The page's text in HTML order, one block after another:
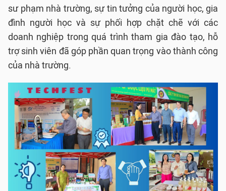
sư phạm nhà trường, sự tin tưởng của người học, gia
đình người học và sự phối hợp chặt chẽ với các
doanh nghiệp trong quá trình tham gia đào tạo, hỗ
trợ sinh viên đã góp phần quan trọng vào thành công
của nhà trường.